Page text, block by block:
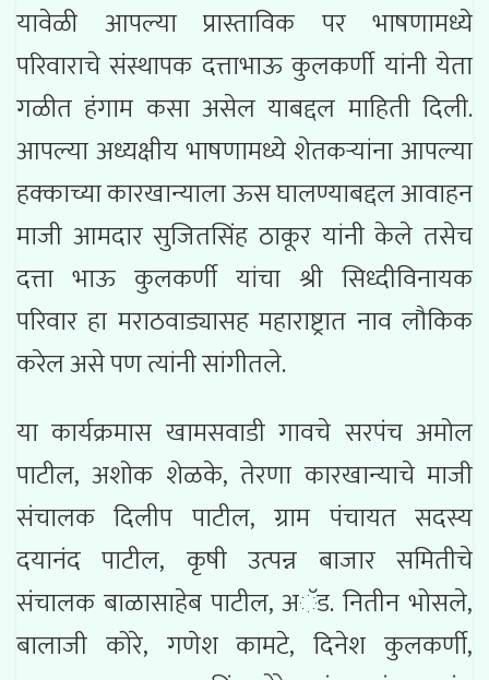
यावेळी आपल्या प्रास्ताविक पर भाषणामध्ये
परिवाराचे संस्थापक दत्ताभाऊ कुलकर्णी यांनी येता
गळीत हंगाम कसा असेल याबद्दल माहिती दिली.
आपल्या अध्यक्षीय भाषणामध्ये शेतकऱ्यांना आपल्या
हक्काच्या कारखान्याला ऊस घालण्याबद्दल आवाहन
माजी आमदार सुजितसिंह ठाकूर यांनी केले तसेच
दत्ता भाऊ कुलकर्णी यांचा श्री सिध्दीविनायक
परिवार हा मराठवाड्यासह महाराष्ट्रात नाव लौकिक
करेल असे पण त्यांनी सांगीतले.
या कार्यक्रमास खामसवाडी गावचे सरपंच अमोल
पाटील, अशोक शेळके, तेरणा कारखान्याचे माजी
संचालक दिलीप पाटील, ग्राम पंचायत सदस्य
दयानंद पाटील, कृषी उत्पन्न बाजार समितीचे
संचालक बाळासाहेब पाटील, अॅड. नितीन भोसले,
बालाजी कोरे, गणेश कामटे, दिनेश कुलकर्णी,